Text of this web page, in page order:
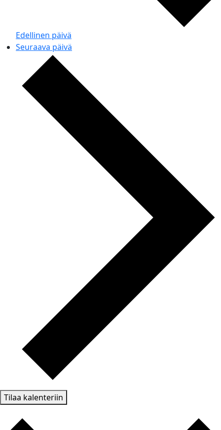
Edellinen päivä
Seuraava päivä
Tilaa kalenteriin